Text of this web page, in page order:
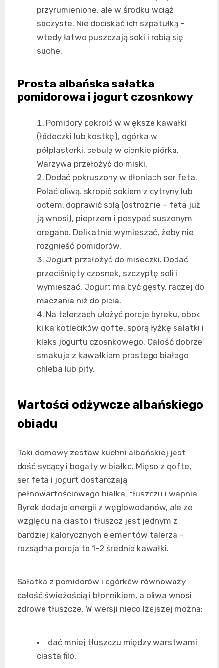
przyrumienione, ale w środku wciąż
soczyste. Nie dociskać ich szpatułką –
wtedy łatwo puszczają soki i robią się
suche.
Prosta albańska sałatka
pomidorowa i jogurt czosnkowy
Pomidory pokroić w większe kawałki
(łódeczki lub kostkę), ogórka w
półplasterki, cebulę w cienkie piórka.
Warzywa przełożyć do miski.
Dodać pokruszony w dłoniach ser feta.
Polać oliwą, skropić sokiem z cytryny lub
octem, doprawić solą (ostrożnie – feta już
ją wnosi), pieprzem i posypać suszonym
oregano. Delikatnie wymieszać, żeby nie
rozgnieść pomidorów.
Jogurt przełożyć do miseczki. Dodać
przeciśnięty czosnek, szczyptę soli i
wymieszać. Jogurt ma być gęsty, raczej do
maczania niż do picia.
Na talerzach ułożyć porcje byreku, obok
kilka kotlecików qofte, sporą łyżkę sałatki i
kleks jogurtu czosnkowego. Całość dobrze
smakuje z kawałkiem prostego białego
chleba lub pity.
Wartości odżywcze albańskiego
obiadu
Taki domowy zestaw kuchni albańskiej jest
dość sycący i bogaty w białko. Mięso z qofte,
ser feta i jogurt dostarczają
pełnowartościowego białka, tłuszczu i wapnia.
Byrek dodaje energii z węglowodanów, ale ze
względu na ciasto i tłuszcz jest jednym z
bardziej kalorycznych elementów talerza –
rozsądna porcja to 1–2 średnie kawałki.
Sałatka z pomidorów i ogórków równoważy
całość świeżością i błonnikiem, a oliwa wnosi
zdrowe tłuszcze. W wersji nieco lżejszej można:
dać mniej tłuszczu między warstwami
ciasta filo,